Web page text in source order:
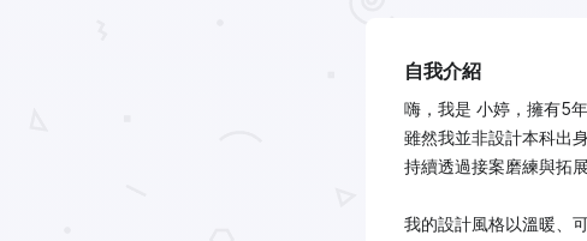
自我介紹
嗨，我是 小婷，擁有5
雖然我並非設計本科出
持續透過接案磨練與拓
我的設計風格以溫暖、